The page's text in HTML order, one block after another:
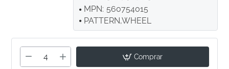
MPN: 560754015
PATTERN,WHEEL
Comprar